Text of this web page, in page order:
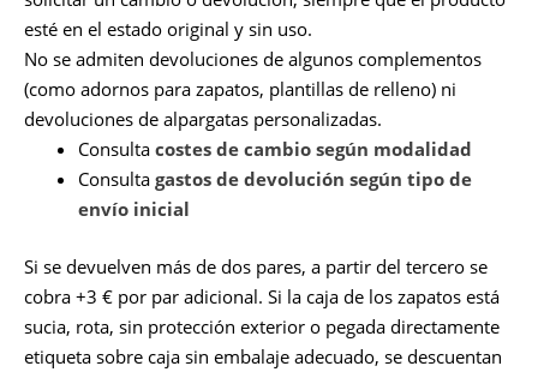
esté en el estado original y sin uso.
No se admiten devoluciones de algunos complementos
(como adornos para zapatos, plantillas de relleno) ni
devoluciones de alpargatas personalizadas.
Consulta costes de cambio según modalidad
Consulta gastos de devolución según tipo de
envío inicial
Si se devuelven más de dos pares, a partir del tercero se
cobra +3 € por par adicional. Si la caja de los zapatos está
sucia, rota, sin protección exterior o pegada directamente
etiqueta sobre caja sin embalaje adecuado, se descuentan